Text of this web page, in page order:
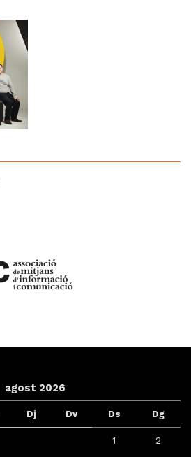
agost 2026
Dj Dv Ds Dg
1 2